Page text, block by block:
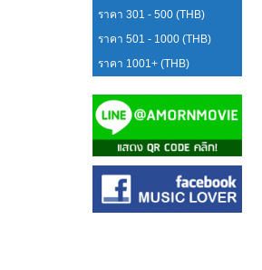
ราคา 301 - 500 (THB)
ราคา 501 - 1000 (THB)
ราคา 1001+ (THB)